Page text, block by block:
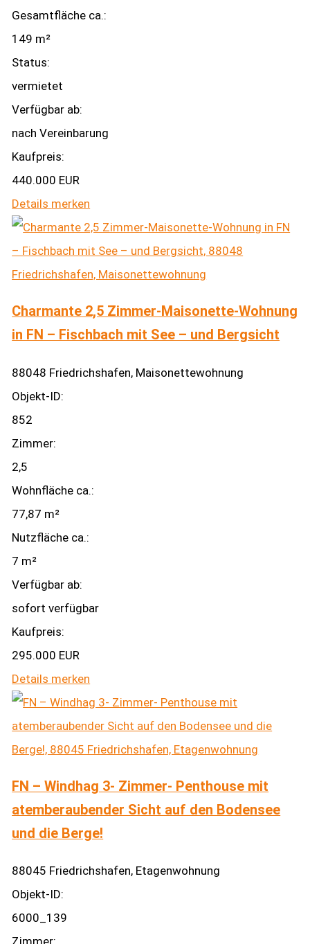
Gesamtfläche ca.:
149 m²
Status:
vermietet
Verfügbar ab:
nach Vereinbarung
Kaufpreis:
440.000 EUR
Details merken
Charmante 2,5 Zimmer-Maisonette-Wohnung
in FN – Fischbach mit See – und Bergsicht
88048 Friedrichshafen, Maisonettewohnung
Objekt-ID:
852
Zimmer:
2,5
Wohnfläche ca.:
77,87 m²
Nutzfläche ca.:
7 m²
Verfügbar ab:
sofort verfügbar
Kaufpreis:
295.000 EUR
Details merken
FN – Windhag 3- Zimmer- Penthouse mit
atemberaubender Sicht auf den Bodensee
und die Berge!
88045 Friedrichshafen, Etagenwohnung
Objekt-ID:
6000_139